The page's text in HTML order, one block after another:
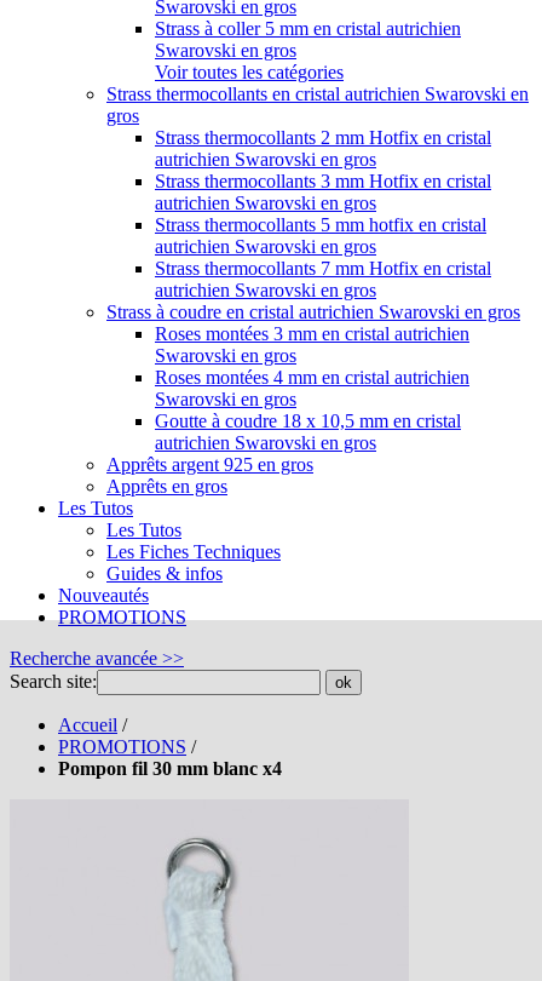
Swarovski en gros
Strass à coller 5 mm en cristal autrichien
Swarovski en gros
Voir toutes les catégories
Strass thermocollants en cristal autrichien Swarovski en
gros
Strass thermocollants 2 mm Hotfix en cristal
autrichien Swarovski en gros
Strass thermocollants 3 mm Hotfix en cristal
autrichien Swarovski en gros
Strass thermocollants 5 mm hotfix en cristal
autrichien Swarovski en gros
Strass thermocollants 7 mm Hotfix en cristal
autrichien Swarovski en gros
Strass à coudre en cristal autrichien Swarovski en gros
Roses montées 3 mm en cristal autrichien
Swarovski en gros
Roses montées 4 mm en cristal autrichien
Swarovski en gros
Goutte à coudre 18 x 10,5 mm en cristal
autrichien Swarovski en gros
Apprêts argent 925 en gros
Apprêts en gros
Les Tutos
Les Tutos
Les Fiches Techniques
Guides & infos
Nouveautés
PROMOTIONS
Recherche avancée >>
Search site:
ok
Accueil /
PROMOTIONS /
Pompon fil 30 mm blanc x4